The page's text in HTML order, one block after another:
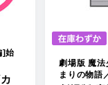
]始
劇場版 魔
まりの物語